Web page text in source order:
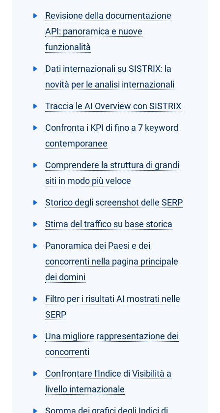
Revisione della documentazione
API: panoramica e nuove
funzionalità
Dati internazionali su SISTRIX: la
novità per le analisi internazionali
Traccia le AI Overview con SISTRIX
Confronta i KPI di fino a 7 keyword
contemporanee
Comprendere la struttura di grandi
siti in modo più veloce
Storico degli screenshot delle SERP
Stima del traffico su base storica
Panoramica dei Paesi e dei
concorrenti nella pagina principale
dei domini
Filtro per i risultati AI mostrati nelle
SERP
Una migliore rappresentazione dei
concorrenti
Confrontare l'Indice di Visibilità a
livello internazionale
Somma dei grafici degli Indici di